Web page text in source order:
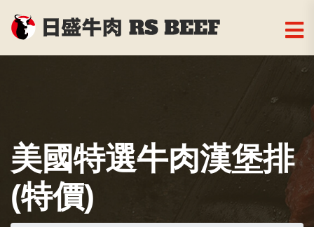
美國特選牛肉漢堡排
(特價)